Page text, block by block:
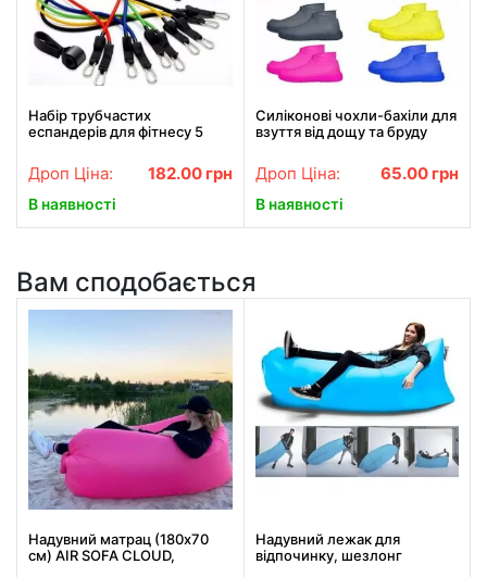
Набір трубчастих
еспандерів для фітнесу 5
Багатофункціональний
комплект + Чохол
Дроп Ціна: 182.00 грн
В наявності
Силіконові чохли-бахіли для
взуття від дощу та бруду
Дроп Ціна: 65.00 грн
В наявності
Вам сподобається
Надувний матрац (180х70
см) AIR SOFA CLOUD,
Надувний лежак для
відпочинку, шезлонг